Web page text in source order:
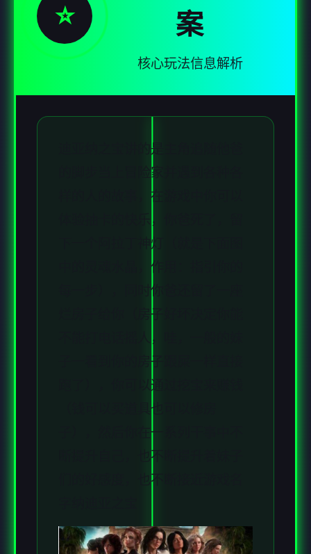
⭐
案
核心玩法信息解析
迪亚纳之宝讲的是主角追随他爸
的脚步当上冒险家并遇到各种各
样的人的故事，在游戏中你可以
体验抽卡的快乐，你爸死了，留
下一个阿拉丁神灯（就是下面图
中的灵魂水晶，作用：指引你的
每一步），同时你爸还留了一座
烂房子给你（房子好坏决定你能
不能打电话摇人，哇，一般的妹
子一看到你的房子跟屎一样直接
跑了），你可以通过挖宝来赚钱
（钱可以买道具也可以修房
子），然后你在一系列干事中不
断提升自己，也不断提升着妹子
们的好感度，也不断接近游戏名